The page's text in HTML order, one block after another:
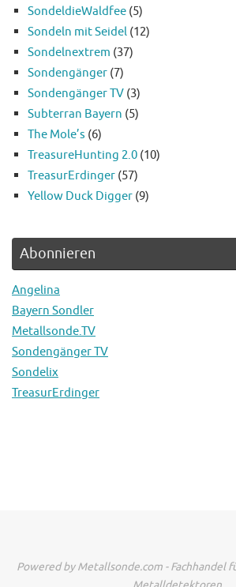
SondeldieWaldfee (5)
Sondeln mit Seidel (12)
Sondelnextrem (37)
Sondengänger (7)
Sondengänger TV (3)
Subterran Bayern (5)
The Mole’s (6)
TreasureHunting 2.0 (10)
TreasurErdinger (57)
Yellow Duck Digger (9)
Abonnieren
Angelina
Bayern Sondler
Metallsonde.TV
Sondengänger TV
Sondelix
TreasurErdinger
Powered by Metallsonde.com - Fachhandel